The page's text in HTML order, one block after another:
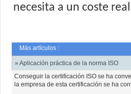
necesita a un coste
Más artículos :
» Aplicación práctica de la norma ISO
Conseguir la certificación ISO se ha
la empresa de esta certificación se ha